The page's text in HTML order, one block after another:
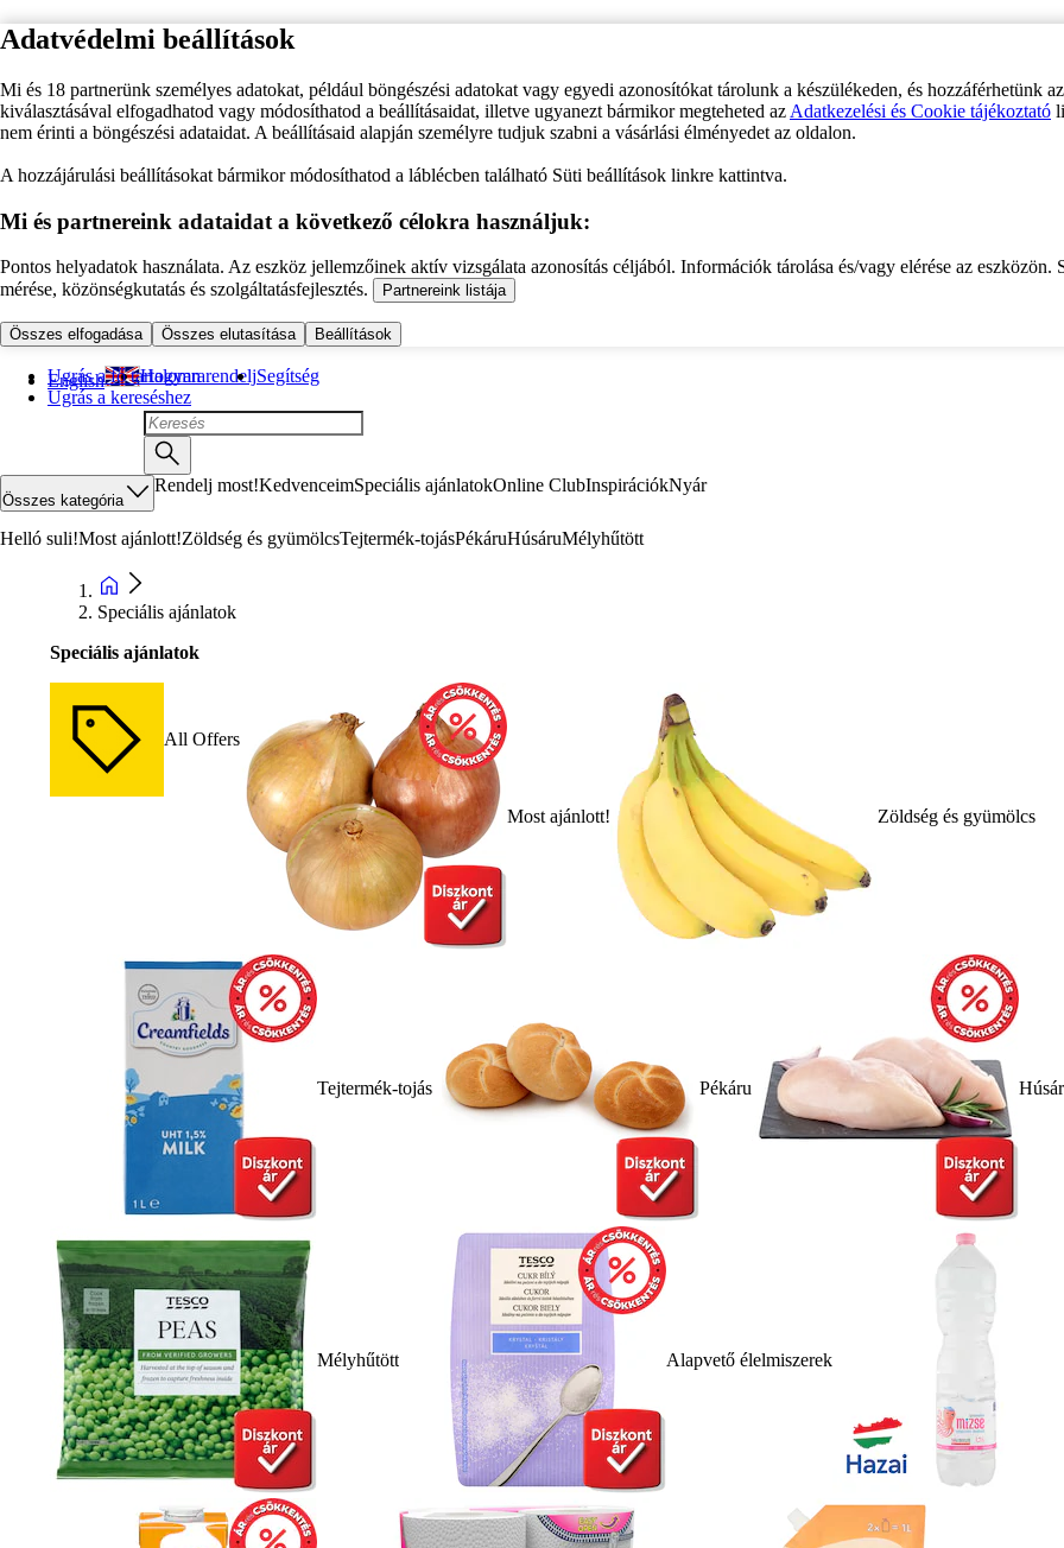
Adatvédelmi beállítások
Mi és 18 partnerünk személyes adatokat, például böngészési adatokat vagy egyedi azonosítókat tárolunk a készülékeden, és hozzáférhetünk
kiválasztásával elfogadhatod vagy módosíthatod a beállításaidat, illetve ugyanezt bármikor megteheted az Adatkezelési és Cookie tájékoztató
nem érinti a böngészési adataidat. A beállításaid alapján személyre tudjuk szabni a vásárlási élményedet az oldalon.
A hozzájárulási beállításokat bármikor módosíthatod a láblécben található Süti beállítások linkre kattintva.
Mi és partnereink adataidat a következő célokra használjuk:
Pontos helyadatok használata. Az eszköz jellemzőinek aktív vizsgálata azonosítás céljából. Információk tárolása és/vagy elérése az eszközön.
mérése, közönségkutatás és szolgáltatásfejlesztés.
Partnereink listája
Összes elfogadása Összes elutasítása Beállítások
Ugrás a fő tartalomra
Ugrás a kereséshez
English Hogyan rendeljSegítség
Összes kategória
Rendelj most!KedvenceimSpeciális ajánlatokOnline ClubInspirációkNyár
Helló suli!Most ajánlott!Zöldség és gyümölcsTejtermék-tojásPékáruHúsáruMélyhűtött
Speciális ajánlatok
Speciális ajánlatok
All Offers
Most ajánlott! Zöldség és gyümölcs
Tejtermék-tojás Pékáru
Mélyhűtött Alapvető élelmiszerek